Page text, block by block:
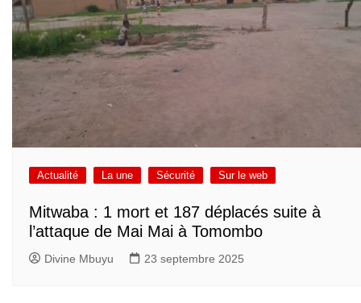
Actualité La une Sécurité Sur le web
Mitwaba : 1 mort et 187 déplacés suite à
l’attaque de Mai Mai à Tomombo
Divine Mbuyu 23 septembre 2025